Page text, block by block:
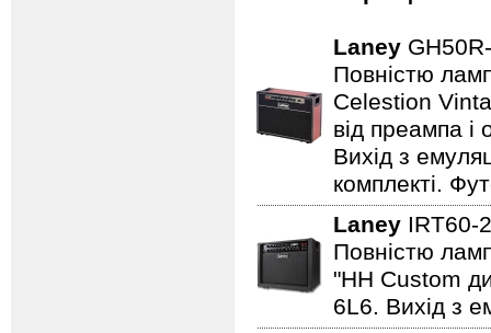
Laney
Повністю
Celestion
від преампа
Вихід з
комплекті.
Laney IRT60-
Повністю
"HH Custom
6L6. Вихід з